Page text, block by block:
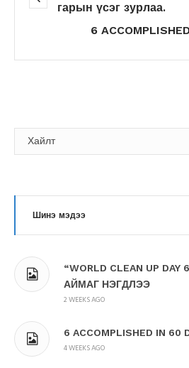
гарын үсэг зурлаа.
6
Шинэ мэдээ
“WORLD CLEAN UP
АЙМАГ НЭГДЛЭЭ
2 WEEKS AGO
6 ACCOMPLISHED IN 60
4 WEEKS AGO